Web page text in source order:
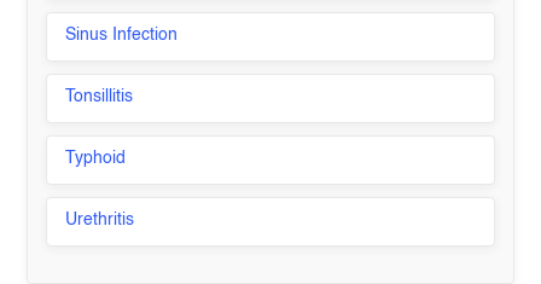
Sinus Infection
Tonsillitis
Typhoid
Urethritis